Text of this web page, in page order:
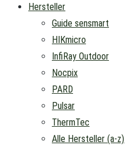
Hersteller
Guide sensmart
HIKmicro
InfiRay Outdoor
Nocpix
PARD
Pulsar
ThermTec
Alle Hersteller (a-z)